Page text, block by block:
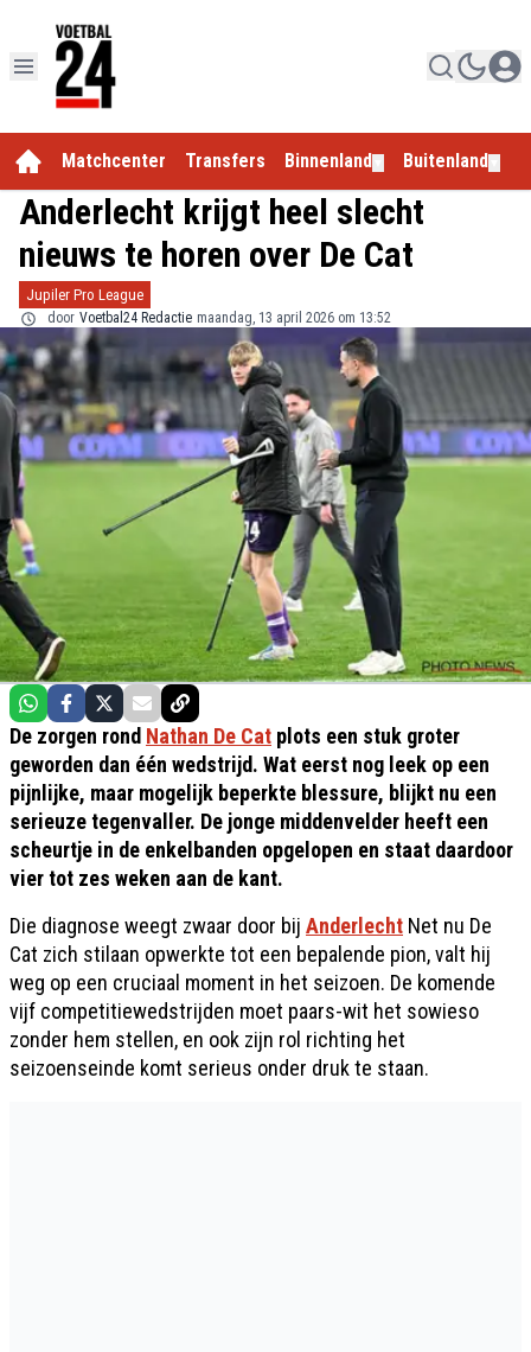
Matchcenter Transfers Binnenland Buitenland
Anderlecht krijgt heel slecht
nieuws te horen over De Cat
Jupiler Pro League
door Voetbal24 Redactie maandag, 13 april 2026 om 13:52
De zorgen rond Nathan De Cat plots een stuk groter
geworden dan één wedstrijd. Wat eerst nog leek op een
pijnlijke, maar mogelijk beperkte blessure, blijkt nu een
serieuze tegenvaller. De jonge middenvelder heeft een
scheurtje in de enkelbanden opgelopen en staat daardoor
vier tot zes weken aan de kant.
Die diagnose weegt zwaar door bij Anderlecht Net nu De
Cat zich stilaan opwerkte tot een bepalende pion, valt hij
weg op een cruciaal moment in het seizoen. De komende
vijf competitiewedstrijden moet paars-wit het sowieso
zonder hem stellen, en ook zijn rol richting het
seizoenseinde komt serieus onder druk te staan.